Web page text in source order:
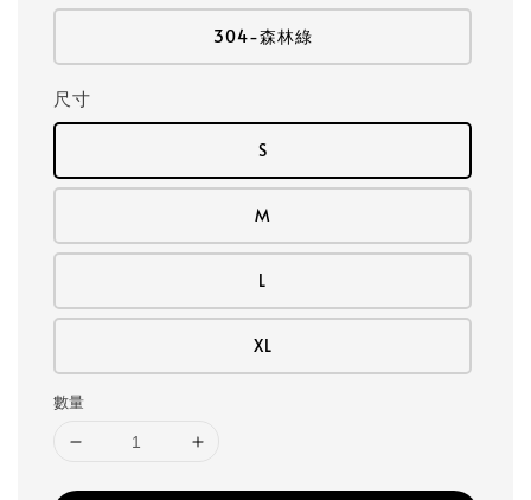
304-森林綠
尺寸
S
M
L
XL
數量